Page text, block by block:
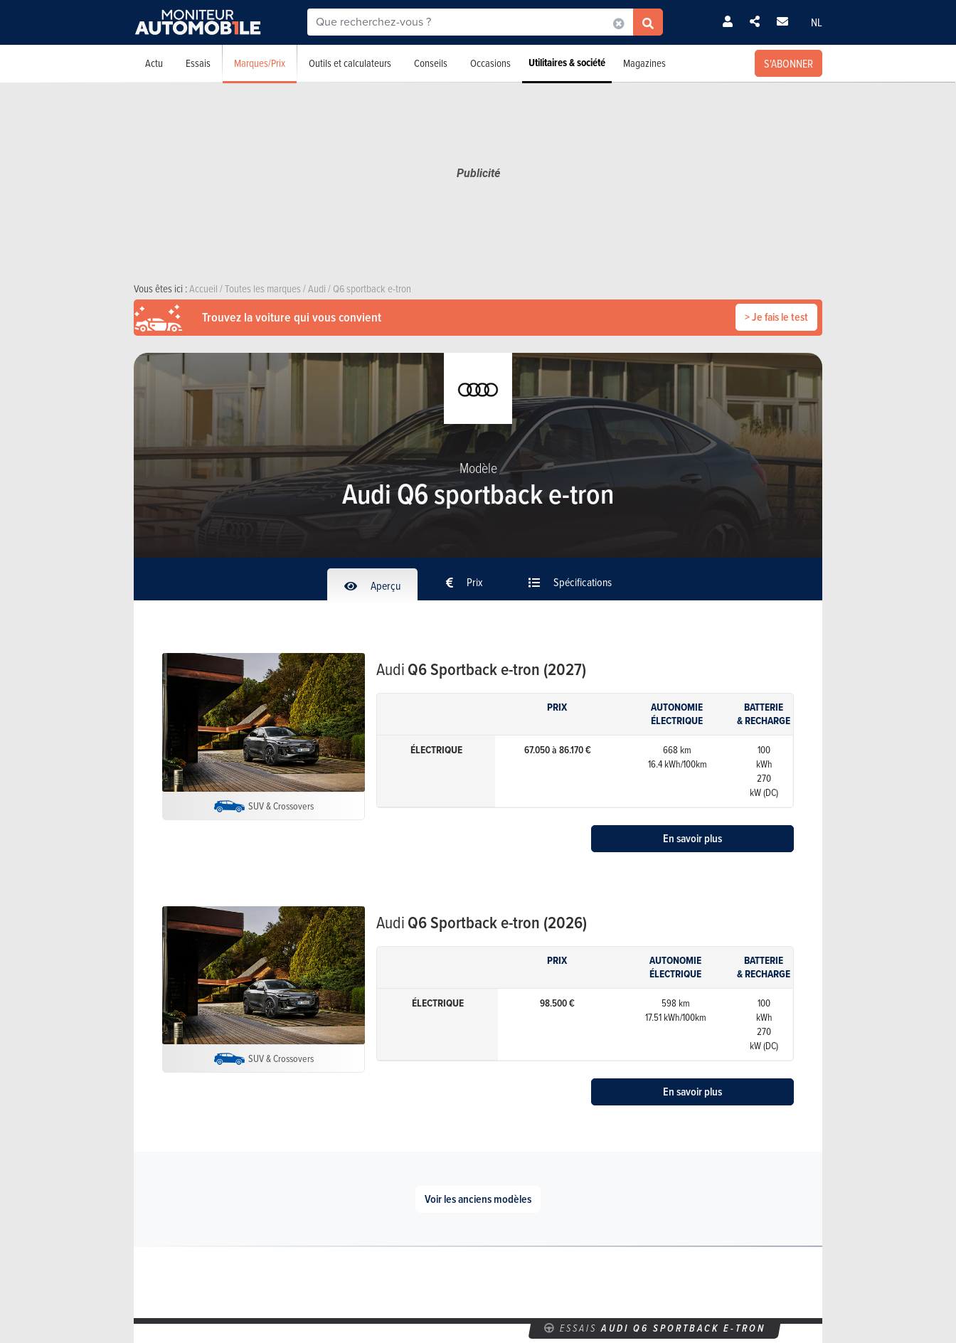
NL
Actu Essais Marques/Prix Outils et calculateurs Conseils Occasions Utilitaires & société Magazines S'ABONNER
Vous êtes ici :Accueil/Toutes les marques/Audi/Q6 sportback e-tron
Trouvez la voiture qui vous convient > Je fais le test
Modèle
Audi Q6 sportback e-tron
Aperçu Prix Spécifications
SUV & Crossovers
AudiQ6 Sportback e-tron (2027)
PRIX
AUTONOMIE
ÉLECTRIQUE
BATTERIE
& RECHARGE
ÉLECTRIQUE
67.050 à 86.170 €
668 km
16.4 kWh/100km
100
kWh
270
kW (DC)
En savoir plus
SUV & Crossovers
AudiQ6 Sportback e-tron (2026)
PRIX
AUTONOMIE
ÉLECTRIQUE
BATTERIE
& RECHARGE
ÉLECTRIQUE
98.500 €
598 km
17.51 kWh/100km
100
kWh
270
kW (DC)
En savoir plus
Voir les anciens modèles
ESSAISAUDI Q6 SPORTBACK E-TRON